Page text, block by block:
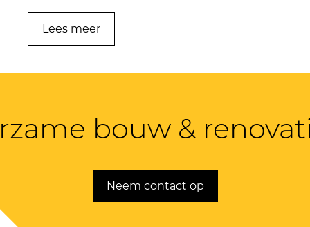
Lees meer
bouw &
Neem contact op